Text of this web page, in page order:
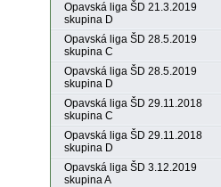
Opavská liga ŠD 21.3.2019
skupina D
Opavská liga ŠD 28.5.2019
skupina C
Opavská liga ŠD 28.5.2019
skupina D
Opavská liga ŠD 29.11.2018
skupina C
Opavská liga ŠD 29.11.2018
skupina D
Opavská liga ŠD 3.12.2019
skupina A